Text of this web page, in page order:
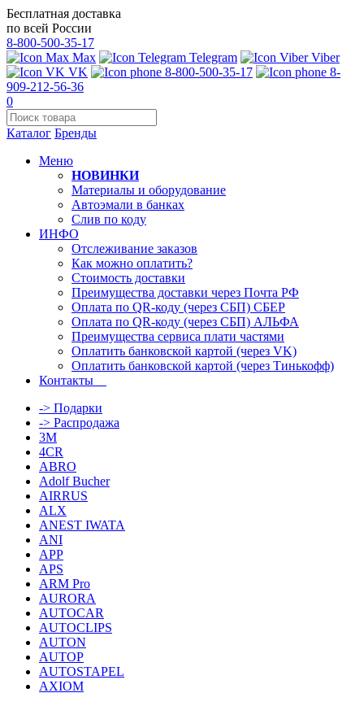
Бесплатная доставка
по всей России
8-800-500-35-17
Max
Telegram
Viber
VK
8-800-500-35-17
8-
909-212-56-36
0
Каталог Бренды
Меню
НОВИНКИ
Материалы и оборудование
Автоэмали в банках
Слив по коду
ИНФО
Отслеживание заказов
Как можно оплатить?
Стоимость доставки
Преимущества доставки через Почта РФ
Оплата по QR-коду (через СБП) СБЕР
Оплата по QR-коду (через СБП) АЛЬФА
Преимущества сервиса плати частями
Оплатить банковской картой (через VK)
Оплатить банковской картой (через Тинькофф)
Контакты
-> Подарки
-> Распродажа
3M
4CR
ABRO
Adolf Bucher
AIRRUS
ALX
ANEST IWATA
ANI
APP
APS
ARM Pro
AURORA
AUTOCAR
AUTOCLIPS
AUTON
AUTOP
AUTOSTAPEL
AXIOM